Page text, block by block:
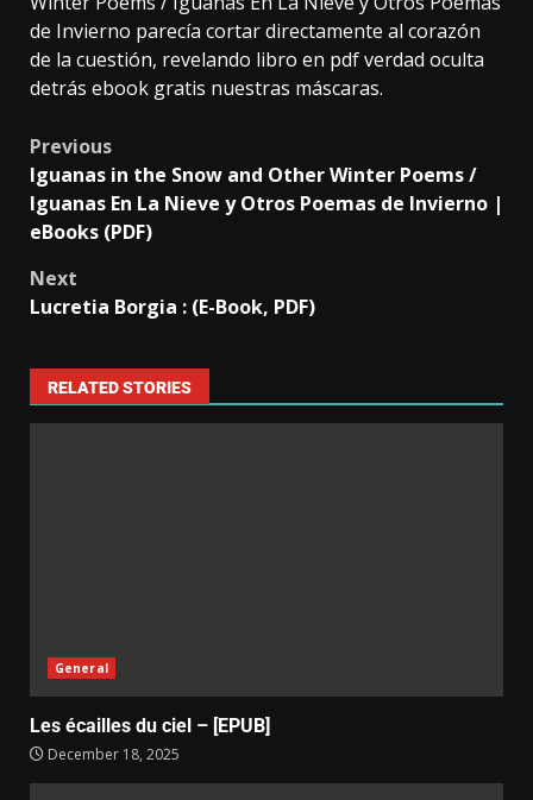
de Invierno parecía cortar directamente al corazón
de la cuestión, revelando libro en pdf verdad oculta
detrás ebook gratis nuestras máscaras.
Previous
Iguanas in the Snow and Other Winter Poems /
Iguanas En La Nieve y Otros Poemas de Invierno |
eBooks (PDF)
Next
Lucretia Borgia : (E-Book, PDF)
RELATED STORIES
General
Les écailles du ciel – [EPUB]
December 18, 2025